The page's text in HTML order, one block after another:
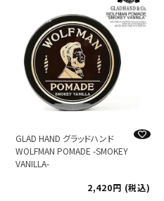
GLAD HAND グラッドハンド
WOLFMAN POMADE -SMOKEY
VANILLA-
2,420
税込